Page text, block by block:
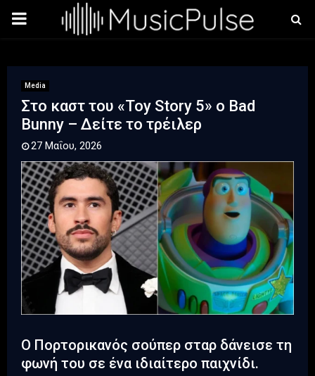
PRIMARY
Media
Στο καστ του «Toy Story 5» ο Bad
Bunny – Δείτε το τρέιλερ
27 Μαΐου, 2026
Ο Πορτορικανός σούπερ σταρ δάνεισε τη
φωνή του σε ένα ιδιαίτερο παιχνίδι.